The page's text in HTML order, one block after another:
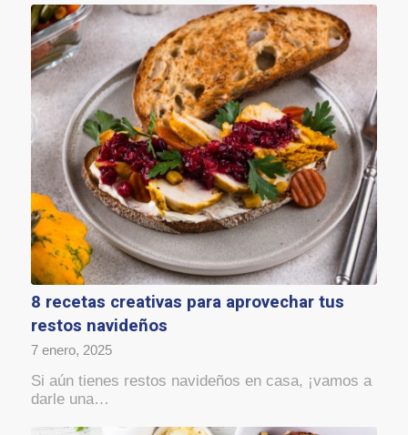
8 recetas creativas para aprovechar tus
restos navideños
7 enero, 2025
Si aún tienes restos navideños en casa, ¡vamos a
darle una…